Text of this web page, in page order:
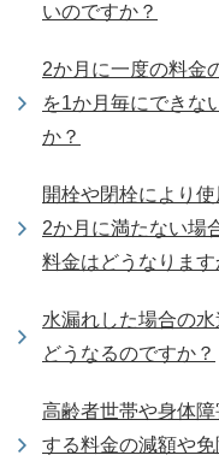
いのですか？
2か月に一度の料金
を1か月毎にできな
か？
開栓や閉栓により
2か月に満たない場
料金はどうなります
水漏れした場合の
どうなるのですか？
高齢者世帯や身体
する料金の減額や